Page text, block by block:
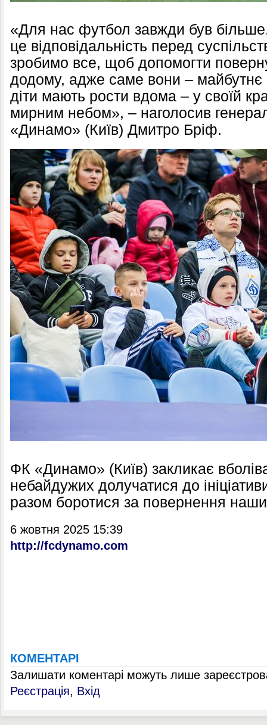
«Для нас футбол завжди був
це відповідальність перед
зробимо все, щоб допомогти
додому, адже саме вони – майбутнє
діти мають рости вдома – у своїй
мирним небом», – наголосив
«Динамо» (Київ) Дмитро Бріф.
ФК «Динамо» (Київ) закликає
небайдужих долучатися до
разом боротися за повернення
6 жовтня 2025 15:39
http://fcdynamo.com
КОМЕНТАРІ
Залишати коментарі можуть лише
Реєстрація, Вхід